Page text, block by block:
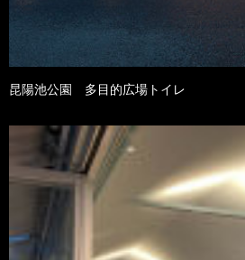
昆陽池公園 多目的広場トイレ